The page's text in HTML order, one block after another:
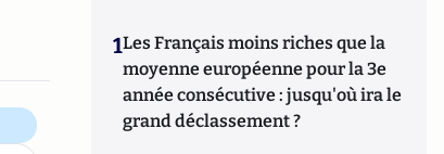
1Les Français moins riches que la
moyenne européenne pour la 3e
année consécutive : jusqu'où ira le
grand déclassement ?